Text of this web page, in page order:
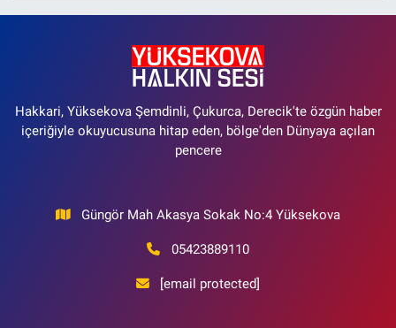
Hakkari, Yüksekova Şemdinli, Çukurca, Derecik'te özgün haber
içeriğiyle okuyucusuna hitap eden, bölge'den Dünyaya açılan
pencere
Güngör Mah Akasya Sokak No:4 Yüksekova
05423889110
[email protected]